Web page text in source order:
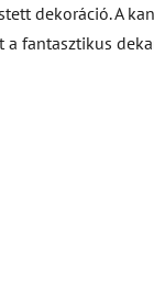
dekoráció. A
fantasztikus